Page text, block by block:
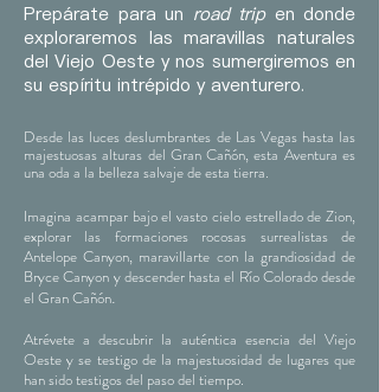
Prepárate para un road trip en donde
exploraremos las maravillas naturales
del Viejo Oeste y nos sumergiremos en
su espíritu intrépido y aventurero.
Desde las luces deslumbrantes de Las Vegas hasta las
majestuosas alturas del Gran Cañón, esta Aventura es
una oda a la belleza salvaje de esta tierra.
Imagina acampar bajo el vasto cielo estrellado de Zion,
explorar las formaciones rocosas surrealistas de
Antelope Canyon, maravillarte con la grandiosidad de
BryceCanyon y descender hasta el Río Colorado desde
el Gran Cañón.
Atrévete a descubrir la auténtica esencia del Viejo
Oeste y se testigo de la majestuosidad de lugares que
han sido testigos del paso del tiempo.